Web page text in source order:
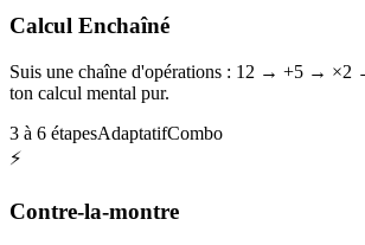
Calcul Enchaîné
Suis une chaîne d'opérations : 12 → +5 →
ton calcul mental pur.
3 à 6 étapesAdaptatifCombo
⚡
Contre-la-montre